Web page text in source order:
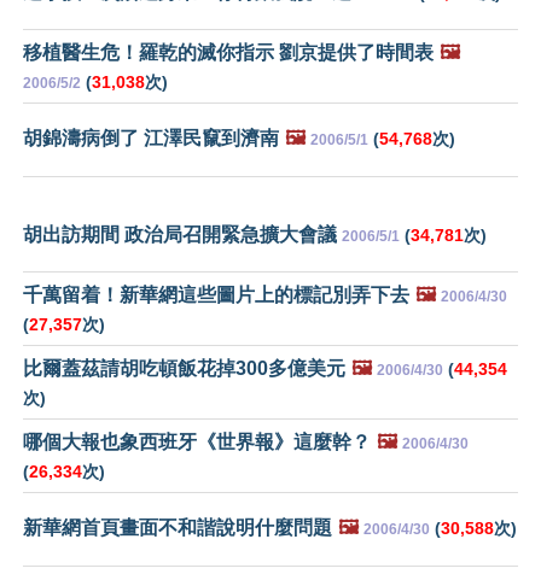
移植醫生危！羅乾的滅你指示 劉京提供了時間表 🖼️
2006/5/2 (31,038次)
胡錦濤病倒了 江澤民竄到濟南 🖼️ 2006/5/1 (54,768次)
胡出訪期間 政治局召開緊急擴大會議 2006/5/1 (34,781次)
千萬留着！新華網這些圖片上的標記別弄下去 🖼️ 2006/4/30
(27,357次)
比爾蓋茲請胡吃頓飯花掉300多億美元 🖼️ 2006/4/30 (44,354
次)
哪個大報也象西班牙《世界報》這麼幹？ 🖼️ 2006/4/30
(26,334次)
新華網首頁畫面不和諧說明什麼問題 🖼️ 2006/4/30 (30,588次)